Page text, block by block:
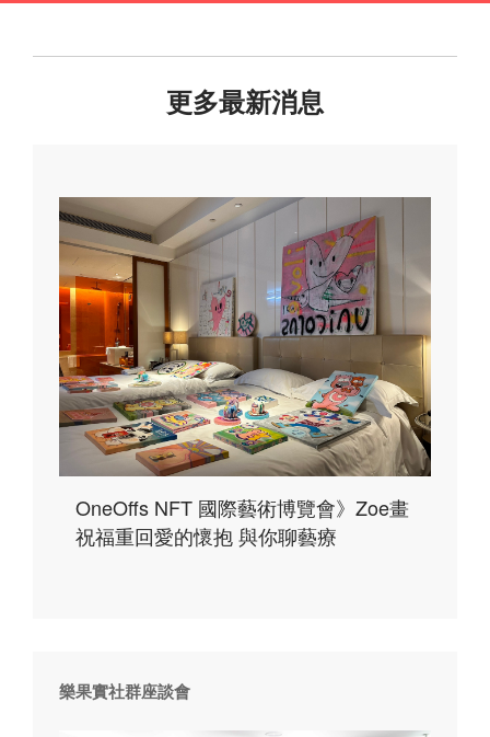
更多最新消息
OneOffs NFT 國際藝術博覽會》Zoe畫
祝福重回愛的懷抱 與你聊藝療
樂果實社群座談會